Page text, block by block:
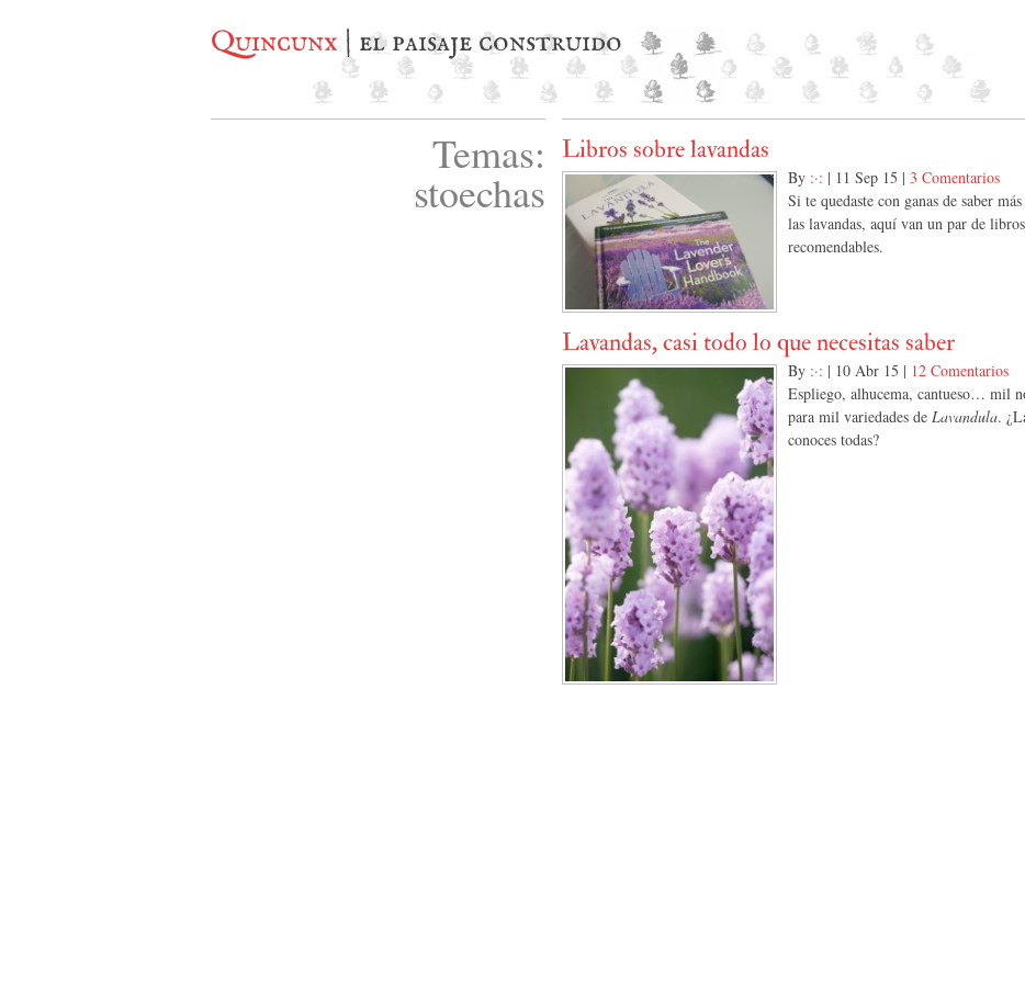
Quincunx | el paisaje construido
Temas:
stoechas
Libros sobre lavandas
By :·: | 11 Sep 15 | 3 Comentarios
Si te quedaste con ganas de saber
las lavandas, aquí van un par de
recomendables.
Lavandas, casi todo lo que necesitas saber
By :·: | 10 Abr 15 | 12 Comentarios
Espliego, alhucema, cantueso… mil
para mil variedades de Lavandula.
conoces todas?